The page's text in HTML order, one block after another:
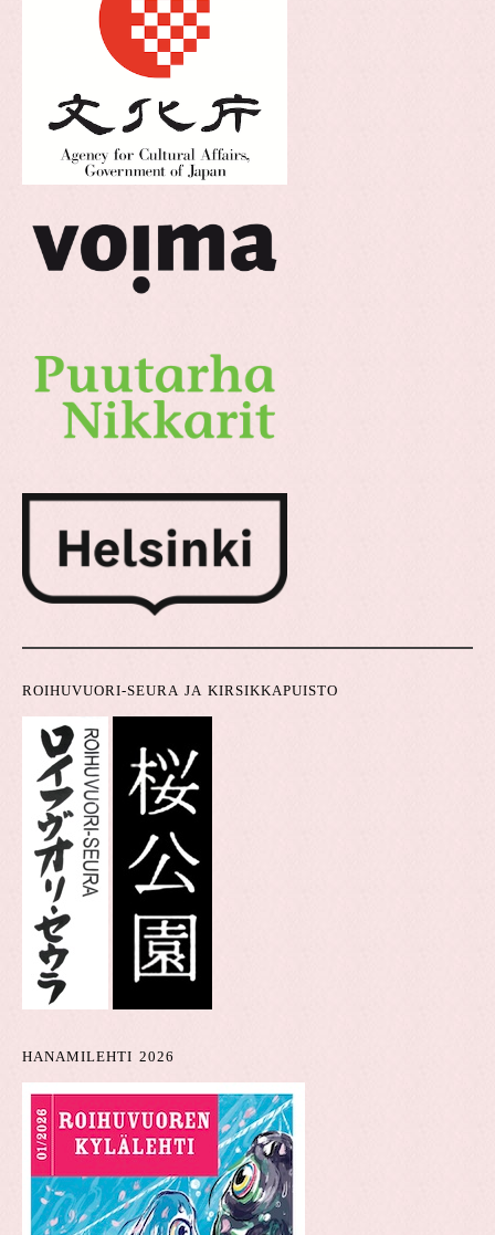
ROIHUVUORI-SEURA JA KIRSIKKAPUISTO
HANAMILEHTI 2026